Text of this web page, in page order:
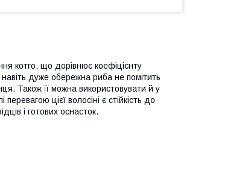
котго, що дорівнює коефіцієнту
дуже обережна риба не помітить
Також її можна використовувати й у
цієї волосіні є стійкість до
і готових оснасток.